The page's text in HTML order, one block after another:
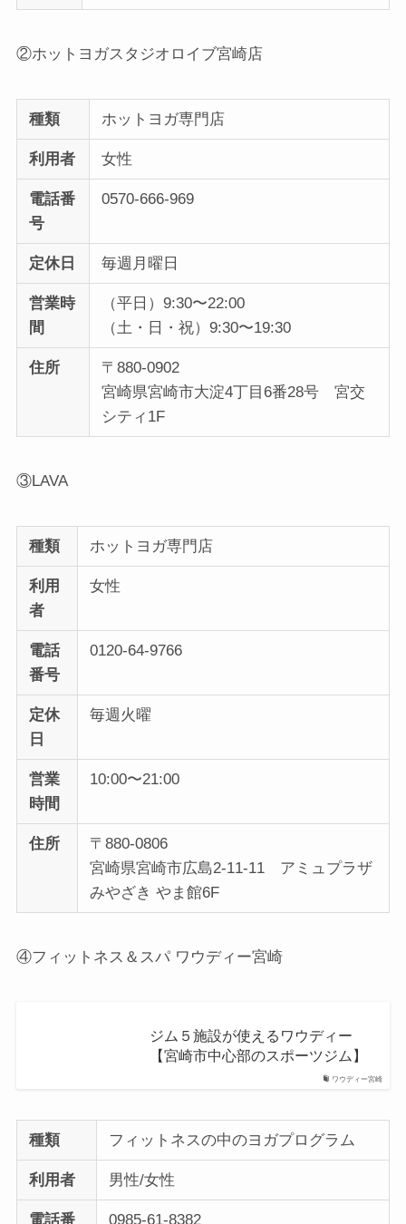
②ホットヨガスタジオロイブ宮崎店
種類 ホットヨガ専門店
利用者 女性
電話番
号
0570-666-969
定休日 毎週月曜日
営業時
間
（平日）9:30〜22:00
（土・日・祝）9:30〜19:30
住所
〒880-0902
宮崎県宮崎市大淀4丁目6番28号 宮交
シティ1F
③LAVA
種類 ホットヨガ専門店
利用
者
女性
電話
番号
0120-64-9766
定休
日
毎週火曜
営業
時間
10:00〜21:00
住所
〒880-0806
宮崎県宮崎市広島2-11-11 アミュプラザ
みやざき やま館6F
④フィットネス＆スパ ワウディー宮崎
ワウディー宮崎
ジム５施設が使えるワウディー
【宮崎市中心部のスポーツジム】
種類 フィットネスの中のヨガプログラム
利用者 男性/女性
電話番
0985-61-8382